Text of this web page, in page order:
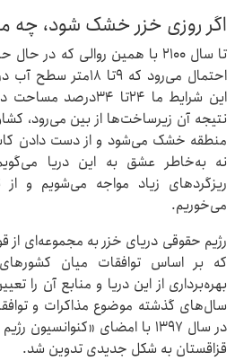
اگر روزی خزر خشک شود، چه
تا سال ۲۱۰۰ با همین روالی که
احتمال می‌رود که ۹تا
این شرایط ما ۲۴تا
نتیجه آن زیرساخت‌ها از بین می‌رود،
منطقه خشک می‌شود و از دست دادن
نه به‌خاطر عشق به این دریا
ریزگردهای زیاد مواجه می‌شویم و
می‌خوریم.
رژیم حقوقی دریای خزر به مجموعه‌ای از
که بر اساس توافقات میان
بهره‌برداری از این دریا و منابع آن را
سال‌های گذشته موضوع مذاکرات و
در سال ۱۳۹۷ با امضای
قزاقستان به شکل جدیدی تدوین شد.